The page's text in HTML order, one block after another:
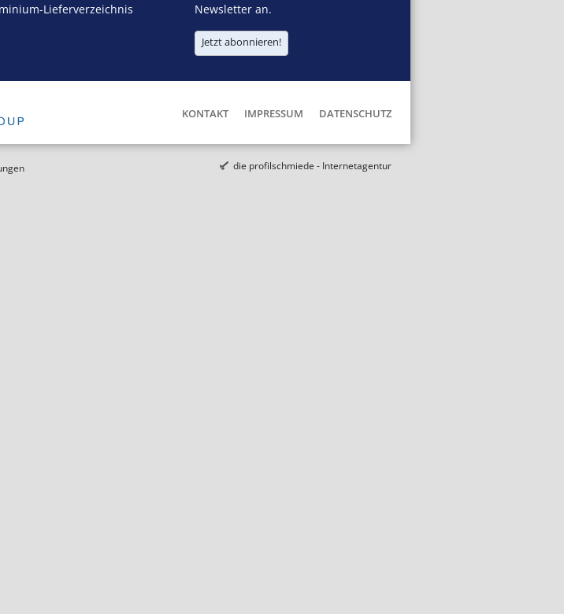
Lieferverzeichnis
Newsletter an.
Jetzt abonnieren!
KONTAKT IMPRESSUM DATENSCHUTZ
die profilschmiede - Internetagentur